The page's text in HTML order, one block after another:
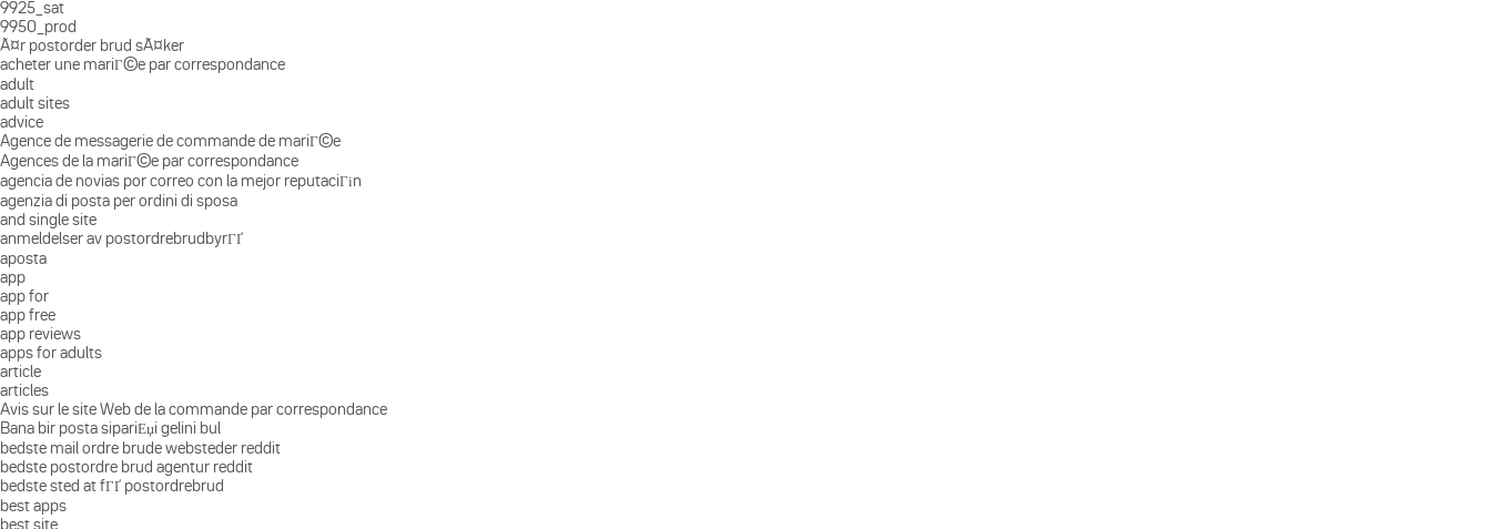
9925_sat
9950_prod
Ã¤r postorder brud sÃ¤ker
acheter une mariГ©e par correspondance
adult
adult sites
advice
Agence de messagerie de commande de mariГ©e
Agences de la mariГ©e par correspondance
agencia de novias por correo con la mejor reputaciГіn
agenzia di posta per ordini di sposa
and single site
anmeldelser av postordrebrudbyrГҐ
aposta
app
app for
app free
app reviews
apps for adults
article
articles
Avis sur le site Web de la commande par correspondance
Bana bir posta sipariЕџi gelini bul
bedste mail ordre brude websteder reddit
bedste postordre brud agentur reddit
bedste sted at fГҐ postordrebrud
best apps
best site